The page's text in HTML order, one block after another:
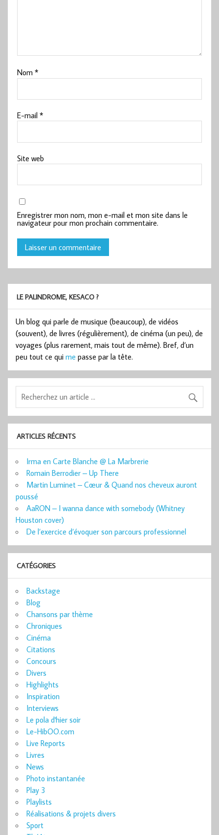
Nom*
E-mail*
Site web
Enregistrer mon nom, mon e-mail et mon site dans le
navigateur pour mon prochain commentaire.
LE PALINDROME, KESACO ?
Un blog qui parle de musique (beaucoup), de vidéos
(souvent), de livres (régulièrement), de cinéma (un peu), de
voyages (plus rarement, mais tout de même). Bref, d’un
peu tout ce qui me passe par la tête.
ARTICLES RÉCENTS
Irma en Carte Blanche @ La Marbrerie
Romain Berrodier – Up There
Martin Luminet – Cœur & Quand nos cheveux auront
poussé
AaRON – I wanna dance with somebody (Whitney
Houston cover)
De l’exercice d’évoquer son parcours professionnel
CATÉGORIES
Backstage
Blog
Chansons par thème
Chroniques
Cinéma
Citations
Concours
Divers
Highlights
Inspiration
Interviews
Le pola d'hier soir
Le-HibOO.com
Live Reports
Livres
News
Photo instantanée
Play 3
Playlists
Réalisations & projets divers
Sport